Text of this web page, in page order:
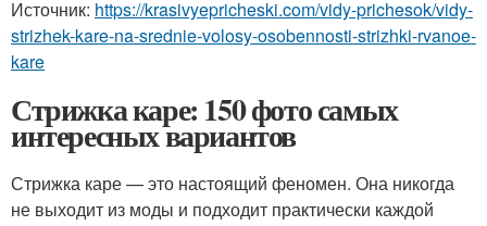
Источник: https://krasivyepricheski.com/vidy-prichesok/vidy-
strizhek-kare-na-srednie-volosy-osobennosti-strizhki-rvanoe-
kare
Стрижка каре: 150 фото самых
интересных вариантов
Стрижка каре — это настоящий феномен. Она никогда
не выходит из моды и подходит практически каждой